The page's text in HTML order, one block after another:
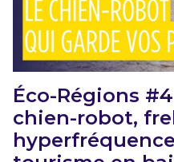
Éco-Régions
chien-robot,